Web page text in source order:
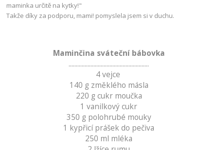
maminka určitě na kytky!"
Takže díky za podporu, mami! pomyslela jsem si v duchu.
Maminčina sváteční bábovka
.......................................................
4 vejce
140 g změklého másla
220 g cukr moučka
1 vanilkový cukr
350 g polohrubé mouky
1 kypřicí prášek do pečiva
250 ml mléka